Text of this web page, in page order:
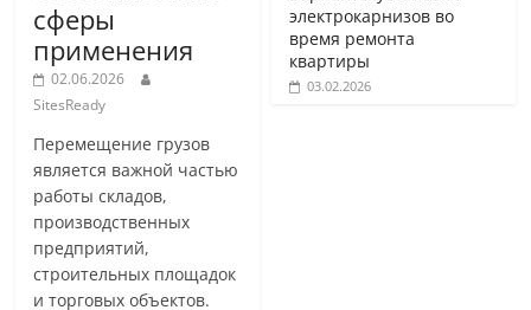
сферы
применения
02.06.2026
SitesReady
Перемещение грузов
является важной частью
работы складов,
производственных
предприятий,
строительных площадок
и торговых объектов.
электрокарнизов во
время ремонта
квартиры
03.02.2026